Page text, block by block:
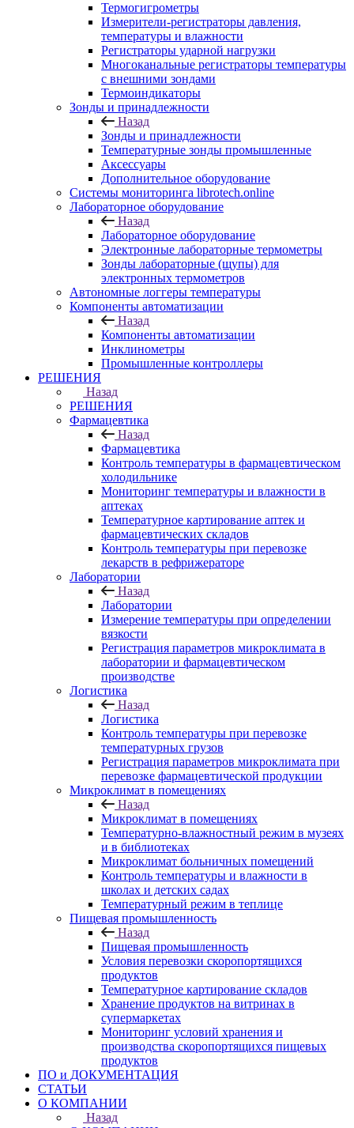
Термогигрометры
Измерители-регистраторы давления,
температуры и влажности
Регистраторы ударной нагрузки
Многоканальные регистраторы температуры
с внешними зондами
Термоиндикаторы
Зонды и принадлежности
Назад
Зонды и принадлежности
Температурные зонды промышленные
Аксессуары
Дополнительное оборудование
Системы мониторинга librotech.online
Лабораторное оборудование
Назад
Лабораторное оборудование
Электронные лабораторные термометры
Зонды лабораторные (щупы) для
электронных термометров
Автономные логгеры температуры
Компоненты автоматизации
Назад
Компоненты автоматизации
Инклинометры
Промышленные контроллеры
РЕШЕНИЯ
Назад
РЕШЕНИЯ
Фармацевтика
Назад
Фармацевтика
Контроль температуры в фармацевтическом
холодильнике
Мониторинг температуры и влажности в
аптеках
Температурное картирование аптек и
фармацевтических складов
Контроль температуры при перевозке
лекарств в рефрижераторе
Лаборатории
Назад
Лаборатории
Измерение температуры при определении
вязкости
Регистрация параметров микроклимата в
лаборатории и фармацевтическом
производстве
Логистика
Назад
Логистика
Контроль температуры при перевозке
температурных грузов
Регистрация параметров микроклимата при
перевозке фармацевтической продукции
Микроклимат в помещениях
Назад
Микроклимат в помещениях
Температурно-влажностный режим в музеях
и в библиотеках
Микроклимат больничных помещений
Контроль температуры и влажности в
школах и детских садах
Температурный режим в теплице
Пищевая промышленность
Назад
Пищевая промышленность
Условия перевозки скоропортящихся
продуктов
Температурное картирование складов
Хранение продуктов на витринах в
супермаркетах
Мониторинг условий хранения и
производства скоропортящихся пищевых
продуктов
ПО и ДОКУМЕНТАЦИЯ
СТАТЬИ
О КОМПАНИИ
Назад